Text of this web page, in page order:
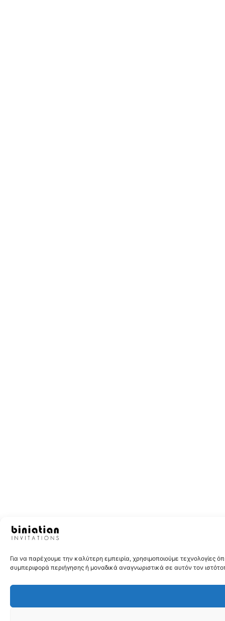
Για να παρέχουμε την καλύτερη εμπειρία, χρησιμοποιούμε
συμπεριφορά περιήγησης ή μοναδικά αναγνωριστικά σε αυτόν τον